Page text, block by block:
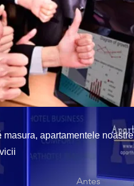
apartamentele noastre
Antes